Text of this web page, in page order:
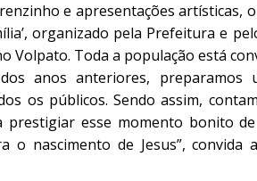
e apresentações artísticas,
organizado pela Prefeitura e
Volpato. Toda a população está
anos anteriores, preparamos
os públicos. Sendo assim,
prestigiar esse momento bonito
o nascimento de Jesus”, convida